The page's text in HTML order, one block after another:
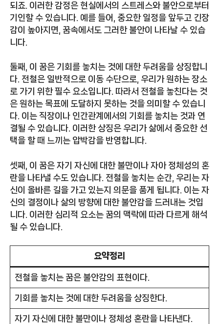
되죠. 이러한 감정은 현실에서의 스트레스와 불안으로부터
기인할 수 있습니다. 예를 들어, 중요한 일정을 앞두고 긴장
감이 높아지면, 꿈속에서도 그러한 불안이 나타날 수 있습
니다.
둘째, 이 꿈은 기회를 놓치는 것에 대한 두려움을 상징합니
다. 전철은 일반적으로 이동 수단으로, 우리가 원하는 장소
로 가기 위한 필수 요소입니다. 따라서 전철을 놓친다는 것
은 원하는 목표에 도달하지 못하는 것을 의미할 수 있습니
다. 이는 직장이나 인간관계에서의 기회를 놓치는 것과 연
결될 수 있습니다. 이러한 상징은 우리가 삶에서 중요한 선
택을 할 때 느끼는 압박감을 반영합니다.
셋째, 이 꿈은 자기 자신에 대한 불만이나 자아 정체성의 혼
란을 나타낼 수도 있습니다. 전철을 놓치는 순간, 우리는 자
신이 올바른 길을 가고 있는지 의문을 품게 됩니다. 이는 자
신의 결정이나 삶의 방향에 대한 불안감을 드러내는 것입
니다. 이러한 심리적 요소는 꿈의 맥락에 따라 다르게 해석
될 수 있습니다.
요약정리
전철을 놓치는 꿈은 불안감의 표현이다.
기회를 놓치는 것에 대한 두려움을 상징한다.
자기 자신에 대한 불만이나 정체성 혼란을 나타낸다.